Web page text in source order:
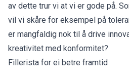
av dette trur vi at vi er gode på.
vil vi skåre for eksempel på
er mangfaldig nok til å drive
kreativitet med konformitet?
Fillerista for ei betre framtid